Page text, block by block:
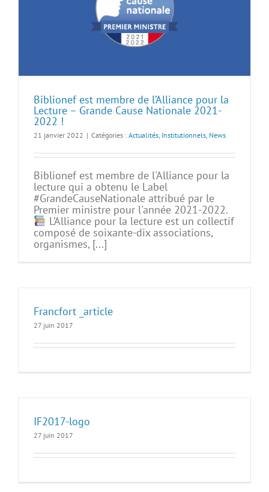
Biblionef est membre de l’Alliance pour la
Lecture – Grande Cause Nationale 2021-
2022 !
21 janvier 2022 | Catégories : Actualités Institutionnels News
Biblionef est membre de l'Alliance pour la
lecture qui a obtenu le Label
#GrandeCauseNationale attribué par le
Premier ministre pour l'année 2021-2022.
L’Alliance pour la lecture est un collectif
composé de soixante-dix associations,
organismes, [...]
Francfort _article
27 juin 2017
IF2017-logo
27 juin 2017